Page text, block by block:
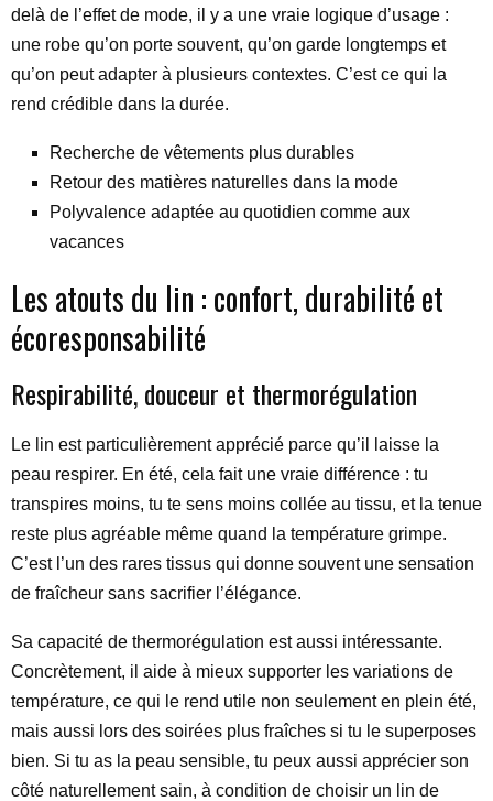
delà de l’effet de mode, il y a une vraie logique d’usage :
une robe qu’on porte souvent, qu’on garde longtemps et
qu’on peut adapter à plusieurs contextes. C’est ce qui la
rend crédible dans la durée.
Recherche de vêtements plus durables
Retour des matières naturelles dans la mode
Polyvalence adaptée au quotidien comme aux
vacances
Les atouts du lin : confort, durabilité et
écoresponsabilité
Respirabilité, douceur et thermorégulation
Le lin est particulièrement apprécié parce qu’il laisse la
peau respirer. En été, cela fait une vraie différence : tu
transpires moins, tu te sens moins collée au tissu, et la tenue
reste plus agréable même quand la température grimpe.
C’est l’un des rares tissus qui donne souvent une sensation
de fraîcheur sans sacrifier l’élégance.
Sa capacité de thermorégulation est aussi intéressante.
Concrètement, il aide à mieux supporter les variations de
température, ce qui le rend utile non seulement en plein été,
mais aussi lors des soirées plus fraîches si tu le superposes
bien. Si tu as la peau sensible, tu peux aussi apprécier son
côté naturellement sain, à condition de choisir un lin de